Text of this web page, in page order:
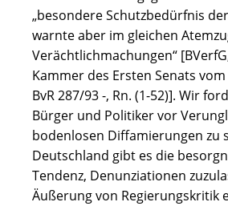
„besondere Schutzbedürfnis
warnte aber im gleichen
Verächtlichmachungen“
Kammer des Ersten Senats vom
BvR 287/93 -, Rn. (1-52)]. Wir
Bürger und Politiker vor
bodenlosen Diffamierungen zu
Deutschland gibt es die
Tendenz, Denunziationen
Äußerung von Regierungskritik